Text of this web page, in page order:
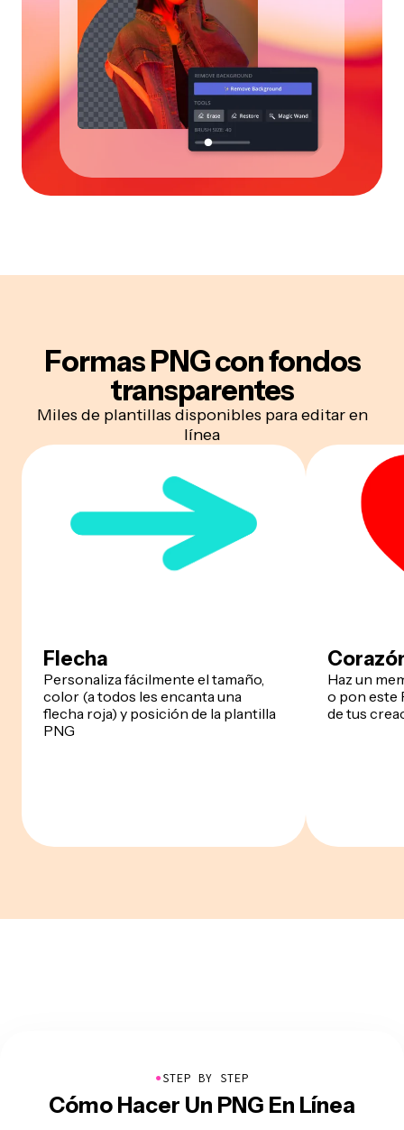
Formas PNGcon fondos
transparentes
Miles de plantillas disponibles para editar en
línea
Flecha
Personaliza fácilmente el tamaño,
color (a todos les encanta una
flecha roja) y posición de la plantilla
PNG
Haz un
o pon este
de tus
●STEP BY STEP
Cómo Hacer Un PNG En Línea